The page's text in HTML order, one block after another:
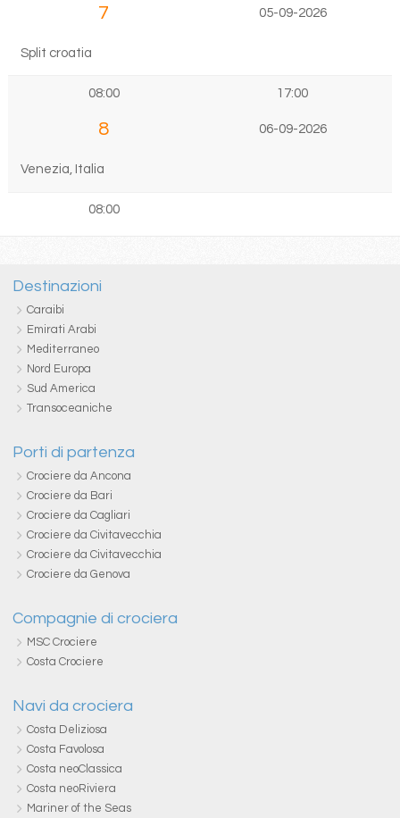
7 05-09-2026
Split croatia
08:00 17:00
8 06-09-2026
Venezia, Italia
08:00
Destinazioni
Caraibi
Emirati Arabi
Mediterraneo
Nord Europa
Sud America
Transoceaniche
Porti di partenza
Crociere da Ancona
Crociere da Bari
Crociere da Cagliari
Crociere da Civitavecchia
Crociere da Civitavecchia
Crociere da Genova
Compagnie di crociera
MSC Crociere
Costa Crociere
Navi da crociera
Costa Deliziosa
Costa Favolosa
Costa neoClassica
Costa neoRiviera
Mariner of the Seas